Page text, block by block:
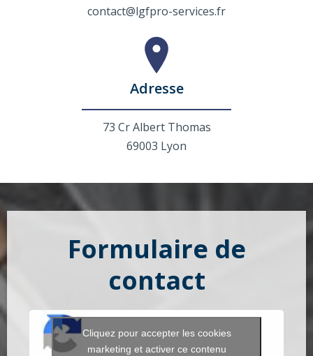
contact@lgfpro-services.fr
Adresse
73 Cr Albert Thomas
69003 Lyon
Formulaire de
contact
Cliquez pour accepter les cookies
marketing et activer ce contenu